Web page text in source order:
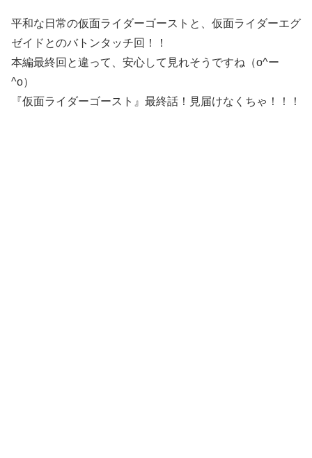
平和な日常の仮面ライダーゴーストと、仮面ライダーエグ
ゼイドとのバトンタッチ回！！
本編最終回と違って、安心して見れそうですね（o^ー
^o）
『仮面ライダーゴースト』最終話！見届けなくちゃ！！！